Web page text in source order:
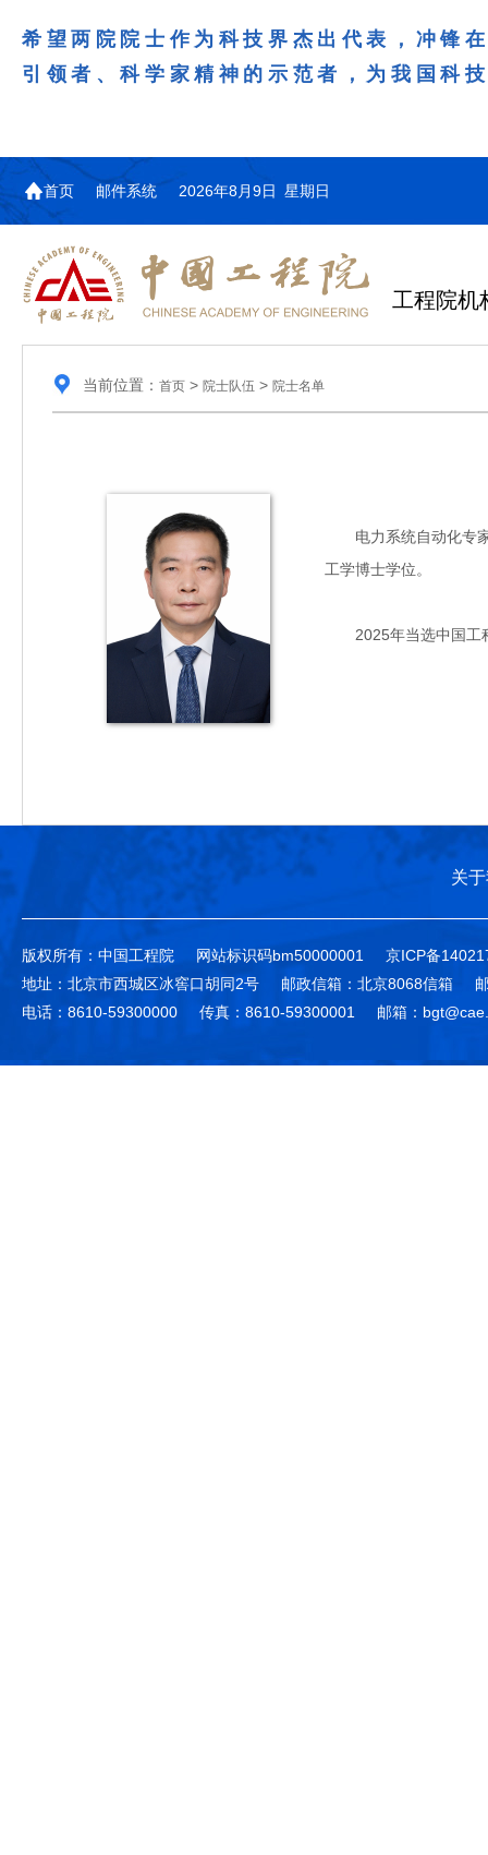
希望两院院士作为科技界杰出代表，冲锋
引领者、科学家精神的示范者，为我国科
首页 邮件系统 2026年8月9日 星期日
工程院机
当前位置： 首页> 院士队伍 > 院士名单
电力系统自动化专家
工学博士学位。
2025年当选中国工
关
版权所有：中国工程院 网站标识码bm50000001
京ICP备
地址：北京市西城区冰窖口胡同2号
邮政信箱：北京8068信箱
电话：8610-59300000
传真：8610-59300001 邮箱：